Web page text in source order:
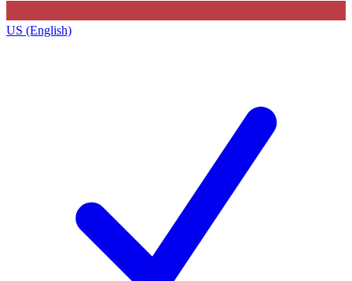
US (English)